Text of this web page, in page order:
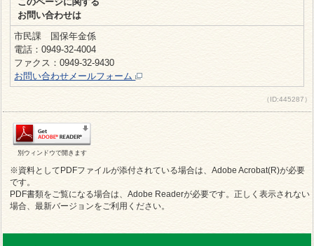
お問い合わせは
市民課 国保年金係
電話：0949-32-4004
ファクス：0949-32-9430
お問い合わせメールフォーム
（ID:445287）
別ウィンドウで開きます
※資料としてPDFファイルが添付されている場合は、Adobe Acrobat(R)が必要
です。
PDF書類をご覧になる場合は、Adobe Readerが必要です。正しく表示されない
場合、最新バージョンをご利用ください。